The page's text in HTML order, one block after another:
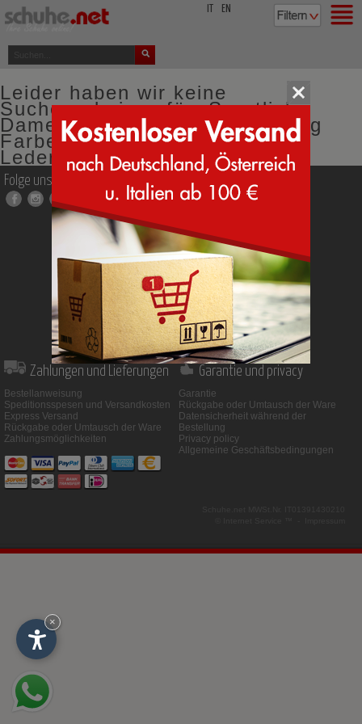
EN
Leider haben wir keine
Suchergebnisse für: Sportliche
Damen Sneakers mit Schnürung
Farbe grau Obermaterial aus
Leder und Cambrelle
Folge uns auf schuhe. net
Fragen
Schuhgrößen
Brauchen Sie Hilfe bei Ihren
Entscheidungen?
Impressum
Credits & Partner
Zahlungen und Lieferungen
Bestellanweisung
Speditionsspesen und Versandkosten
Express Versand
Rückgabe oder Umtausch der Ware
Zahlungsmöglichkeiten
Garantie und privacy
Garantie
Rückgabe oder Umtausch der Ware
Datensicherheit während der
Bestellung
Privacy policy
Allgemeine Geschäftsbedingungen
×